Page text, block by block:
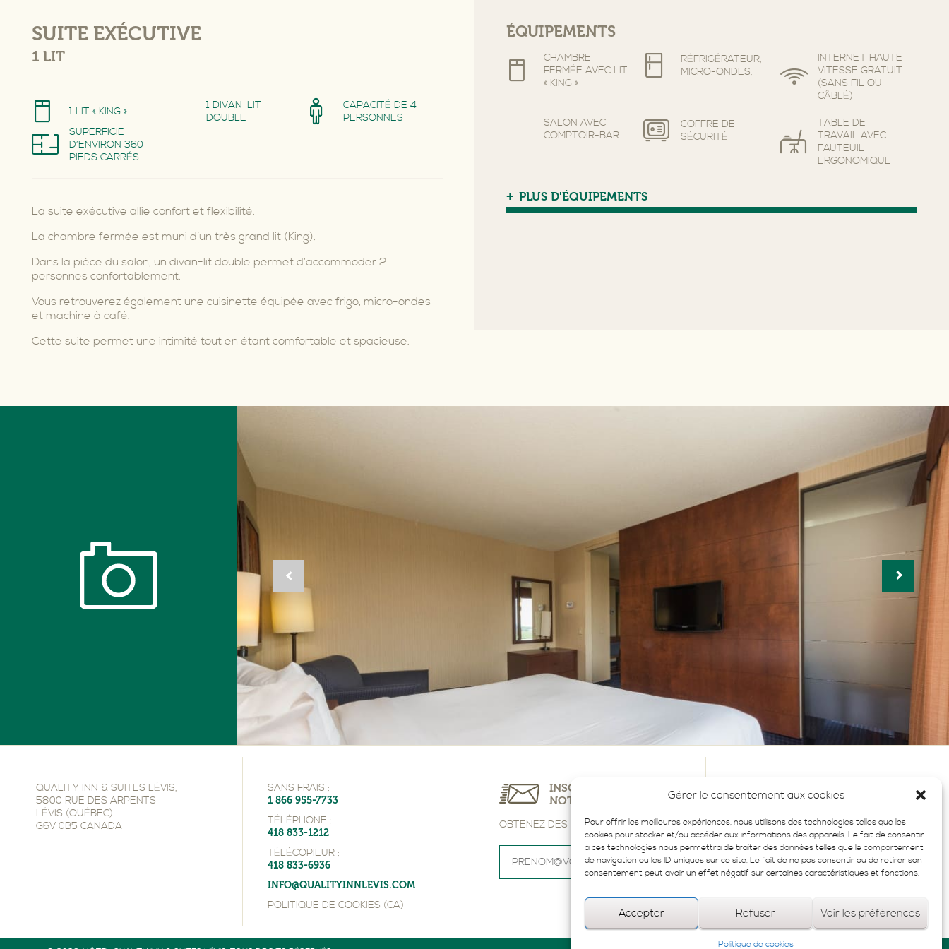
Gérer le consentement aux cookies
Pour offrir les meilleures expériences, nous utilisons des technologies telles que les
cookies pour stocker et/ou accéder aux informations des appareils. Le fait de consentir
à ces technologies nous permettra de traiter des données telles que le comportement
de navigation ou les ID uniques sur ce site. Le fait de ne pas consentir ou de retirer son
consentement peut avoir un effet négatif sur certaines caractéristiques et fonctions.
Accepter Refuser Voir les préférences
Politique de cookies
SUITE EXÉCUTIVE
1 LIT
1 LIT « KING »
1 DIVAN-LIT
DOUBLE
CAPACITÉ DE 4
PERSONNES
SUPERFICIE
D’ENVIRON 360
PIEDS CARRÉS
La suite exécutive allie confort et flexibilité.
La chambre fermée est muni d’un très grand lit (King).
Dans la pièce du salon, un divan-lit double permet d’accommoder 2
personnes confortablement.
Vous retrouverez également une cuisinette équipée avec frigo, micro-ondes
et machine à café.
Cette suite permet une intimité tout en étant comfortable et spacieuse.
ÉQUIPEMENTS
CHAMBRE
FERMÉE AVEC LIT
« KING »
RÉFRIGÉRATEUR,
MICRO-ONDES.
INTERNET HAUTE
VITESSE GRATUIT
(SANS FIL OU
CÂBLÉ)
SALON AVEC
COMPTOIR-BAR
COFFRE DE
SÉCURITÉ
TABLE DE
TRAVAIL AVEC
FAUTEUIL
ERGONOMIQUE
2 TÉLÉVISEURS
43" À ÉCRAN
PLAT AVEC CÂBLE
BRANCHEMENT
INCLUS
PLUS D'ÉQUIPEMENTS
QUALITY INN & SUITES LÉVIS,
5800 RUE DES ARPENTS
LÉVIS (QUÉBEC)
G6V 0B5 CANADA
SANS FRAIS :
1 866 955-7733
TÉLÉPHONE :
418 833-1212
TÉLÉCOPIEUR :
418 833-6936
INFO@QUALITYINNLEVIS.COM
POLITIQUE DE COOKIES (CA)
INSCRIVEZ-VOUS À
NOTRE INFOLETTRE
OBTENEZ DES OFFRES EXCLUSIVES